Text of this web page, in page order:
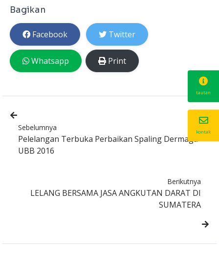
Bagikan
Facebook Twitter
Whatsapp Print
Sebelumnya
Pelelangan Terbuka Perbaikan Spaling Dermaga
UBB 2016
Berikutnya
LELANG BERSAMA JASA ANGKUTAN DARAT DI
SUMATERA
tautan
kontak